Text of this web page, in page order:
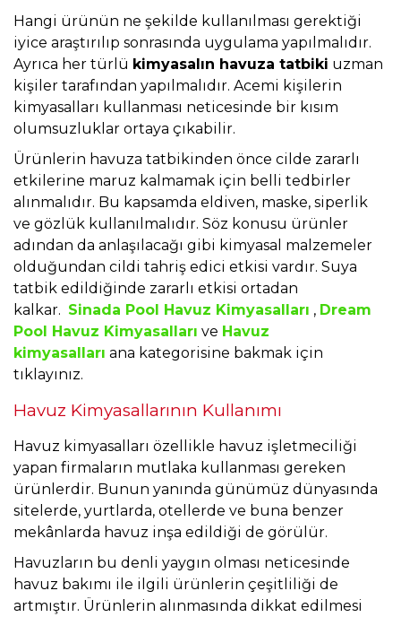
Hangi ürünün ne şekilde kullanılması gerektiği
iyice araştırılıp sonrasında uygulama yapılmalıdır.
Ayrıca her türlü kimyasalın havuza tatbiki uzman
kişiler tarafından yapılmalıdır. Acemi kişilerin
kimyasalları kullanması neticesinde bir kısım
olumsuzluklar ortaya çıkabilir.
Ürünlerin havuza tatbikinden önce cilde zararlı
etkilerine maruz kalmamak için belli tedbirler
alınmalıdır. Bu kapsamda eldiven, maske, siperlik
ve gözlük kullanılmalıdır. Söz konusu ürünler
adından da anlaşılacağı gibi kimyasal malzemeler
olduğundan cildi tahriş edici etkisi vardır. Suya
tatbik edildiğinde zararlı etkisi ortadan
kalkar. Sinada Pool Havuz Kimyasalları , Dream
Pool Havuz Kimyasalları ve Havuz
kimyasalları ana kategorisine bakmak için
tıklayınız.
Havuz Kimyasallarının Kullanımı
Havuz kimyasalları özellikle havuz işletmeciliği
yapan firmaların mutlaka kullanması gereken
ürünlerdir. Bunun yanında günümüz dünyasında
sitelerde, yurtlarda, otellerde ve buna benzer
mekânlarda havuz inşa edildiği de görülür.
Havuzların bu denli yaygın olması neticesinde
havuz bakımı ile ilgili ürünlerin çeşitliliği de
artmıştır. Ürünlerin alınmasında dikkat edilmesi